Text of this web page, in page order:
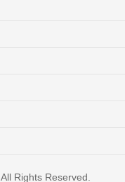
All Rights Reserved.